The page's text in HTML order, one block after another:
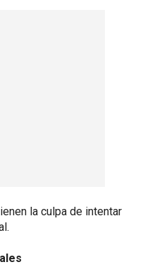
la culpa de intentar